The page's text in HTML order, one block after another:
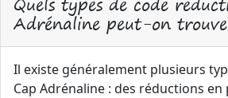
Adrénaline peut-on
Il existe généralement plusieurs
Cap Adrénaline : des réductions